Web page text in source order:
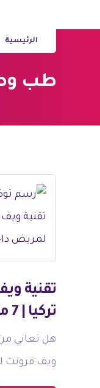
الرئيسية
طب
تقنية
تركيا | 7 مزايا
هل تعاني من
ويف فرونت